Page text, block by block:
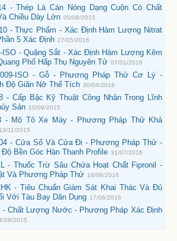
- Thép Lá Cán Nóng Dạng Cuộn Có Chất
Chiều Dày Lớn 05/08/2015
- Thực Phẩm - Xác Định Hàm Lượng Nitrat
5 Xác Định 27/05/2016
ISO - Quặng Sắt - Xác Định Hàm Lượng Kẽm
Phổ Hấp Thụ Nguyên Tử 07/01/2016
ISO - Gỗ - Phương Pháp Thử Cơ Lý -
Độ Giãn Nở Thể Tích 30/04/2016
- Cấp Bậc Kỹ Thuật Công Nhân Trong Lĩnh
Sản 10/09/2015
- Mô Tô Xe Máy - Phương Pháp Thử Khả
13/11/2015
- Cửa Sổ Và Cửa Đi - Phương Pháp Thử -
Bền Góc Hàn Thanh Profile 31/07/2016
- Thuốc Trừ Sâu Chứa Hoạt Chất Fipronil -
Và Phương Pháp Thử 18/06/2016
- Tiêu Chuẩn Giám Sát Khai Thác Và Đủ
Với Tàu Bay Dân Dụng 17/06/2016
- Chất Lượng Nước - Phương Pháp Xác Định
09/2015